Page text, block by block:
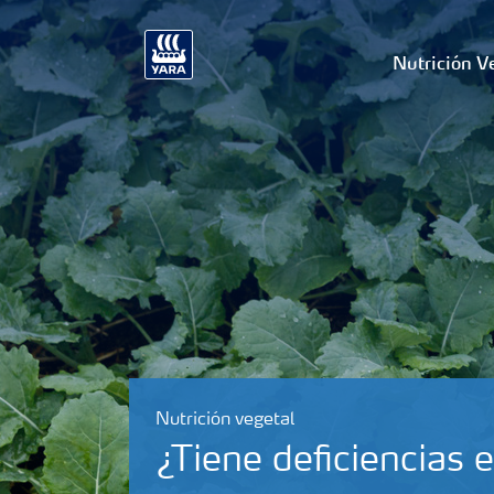
Nutrición
Nutrición vegetal
¿Tiene deficiencias